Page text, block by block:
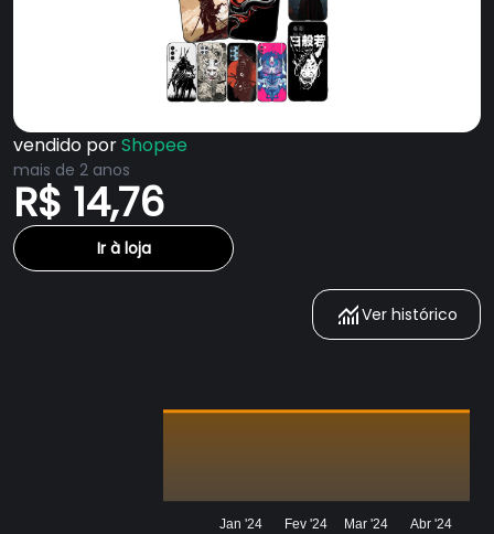
vendido porShopee
mais de 2 anos
R$ 14,76
Ir à loja
Ver histórico
Jan '24 Fev '24 Mar '24 Abr '24